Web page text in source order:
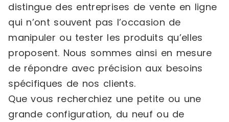
distingue des entreprises de vente en ligne
qui n’ont souvent pas l’occasion de
manipuler ou tester les produits qu’elles
proposent. Nous sommes ainsi en mesure
de répondre avec précision aux besoins
spécifiques de nos clients.
Que vous recherchiez une petite ou une
grande configuration, du neuf ou de